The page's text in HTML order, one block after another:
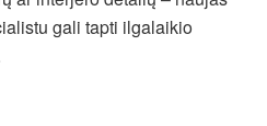
gali tapti ilgalaikio